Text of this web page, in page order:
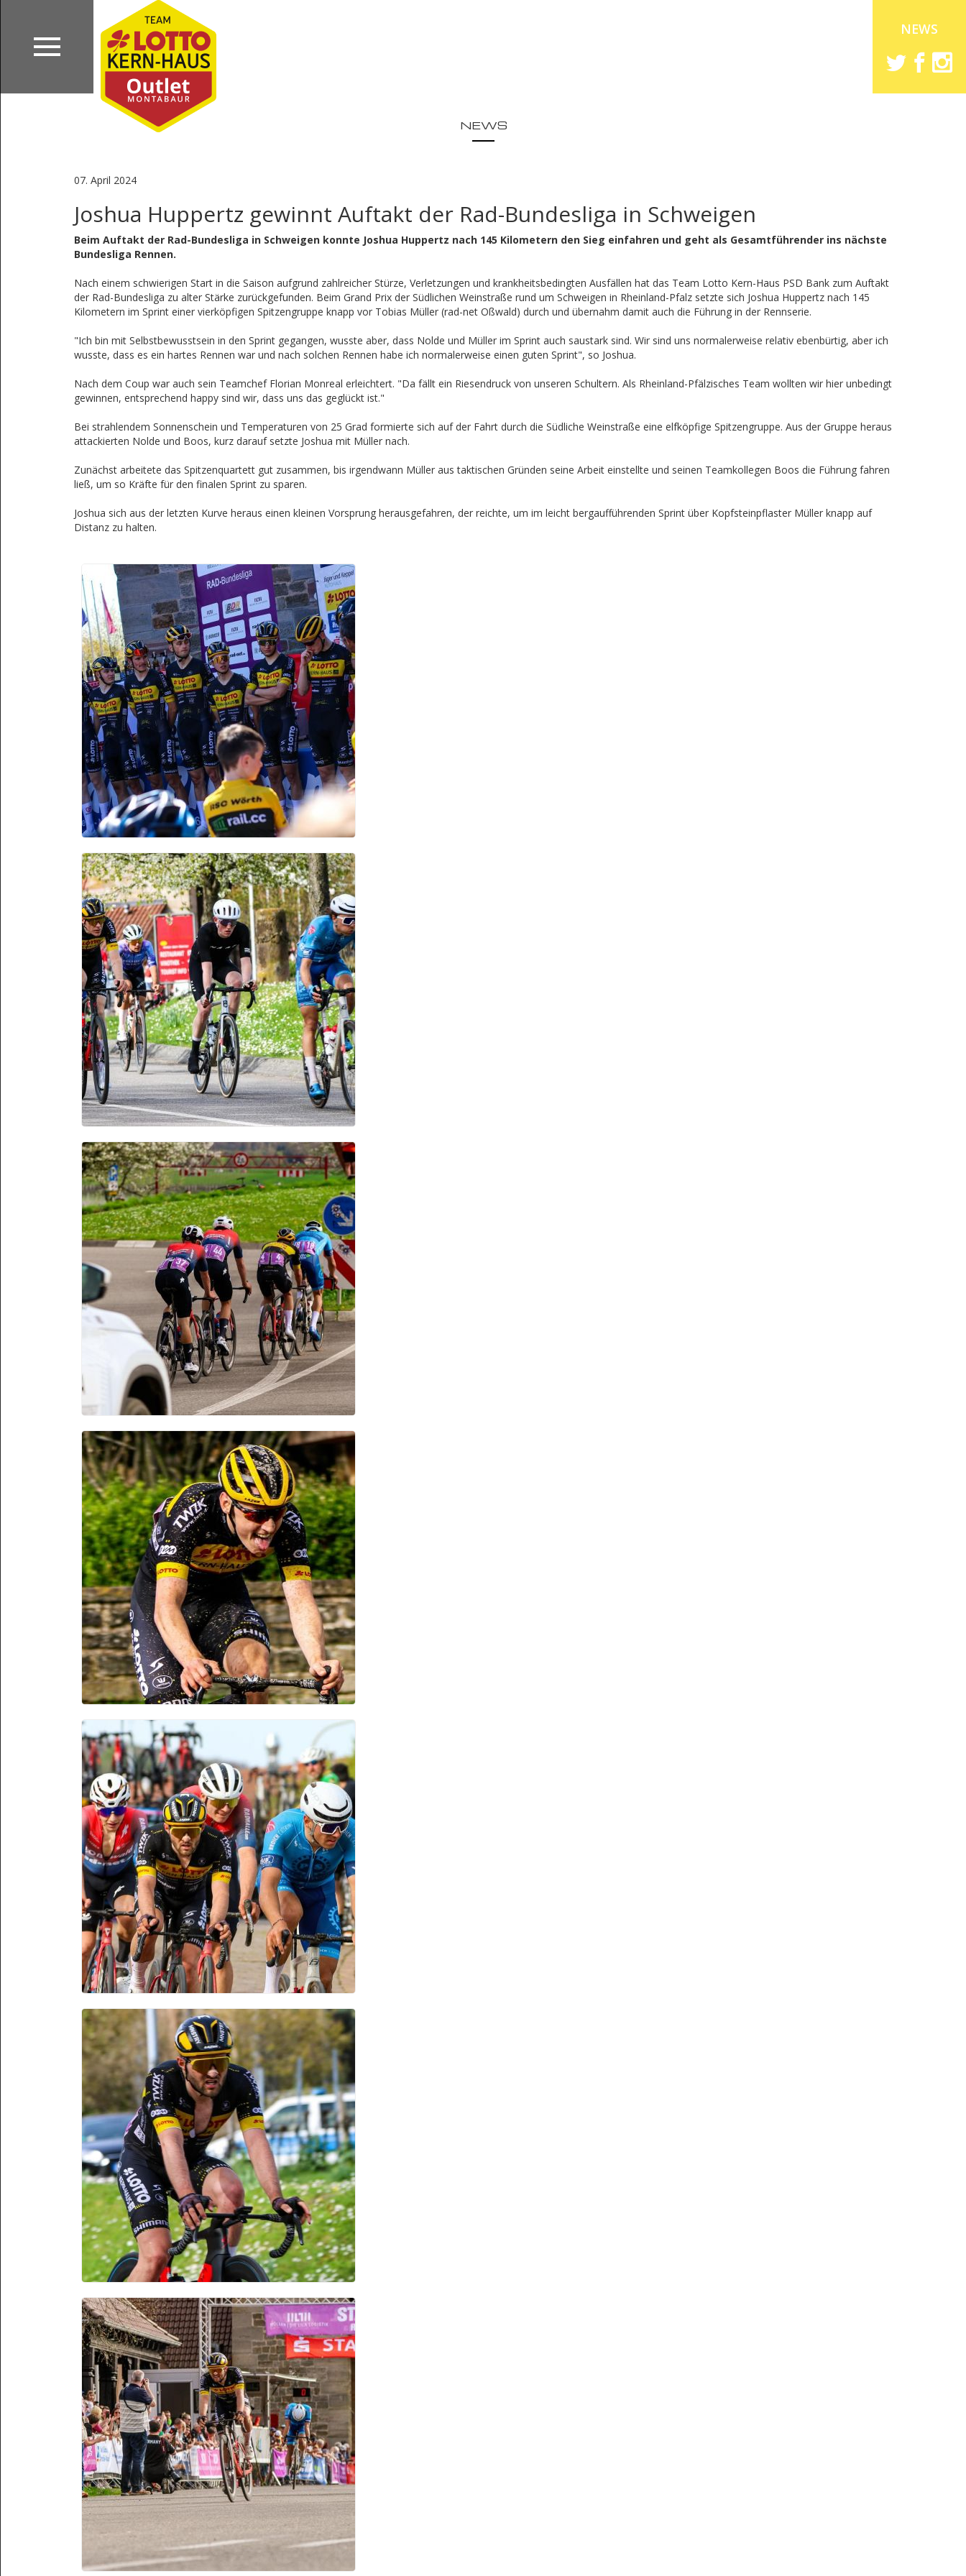
NEWS
NEWS
07. April 2024
Joshua Huppertz gewinnt Auftakt der Rad-Bundesliga in Schweigen
Beim Auftakt der Rad-Bundesliga in Schweigen konnte Joshua Huppertz nach 145 Kilometern den Sieg einfahren und geht als Gesamtführender ins nächste
Bundesliga Rennen.
Nach einem schwierigen Start in die Saison aufgrund zahlreicher Stürze, Verletzungen und krankheitsbedingten Ausfällen hat das Team Lotto Kern-Haus PSD Bank zum Auftakt
der Rad-Bundesliga zu alter Stärke zurückgefunden. Beim Grand Prix der Südlichen Weinstraße rund um Schweigen in Rheinland-Pfalz setzte sich Joshua Huppertz nach 145
Kilometern im Sprint einer vierköpfigen Spitzengruppe knapp vor Tobias Müller (rad-net Oßwald) durch und übernahm damit auch die Führung in der Rennserie.
"Ich bin mit Selbstbewusstsein in den Sprint gegangen, wusste aber, dass Nolde und Müller im Sprint auch saustark sind. Wir sind uns normalerweise relativ ebenbürtig, aber ich
wusste, dass es ein hartes Rennen war und nach solchen Rennen habe ich normalerweise einen guten Sprint", so Joshua.
Nach dem Coup war auch sein Teamchef Florian Monreal erleichtert. "Da fällt ein Riesendruck von unseren Schultern. Als Rheinland-Pfälzisches Team wollten wir hier unbedingt
gewinnen, entsprechend happy sind wir, dass uns das geglückt ist."
Bei strahlendem Sonnenschein und Temperaturen von 25 Grad formierte sich auf der Fahrt durch die Südliche Weinstraße eine elfköpfige Spitzengruppe. Aus der Gruppe heraus
attackierten Nolde und Boos, kurz darauf setzte Joshua mit Müller nach.
Zunächst arbeitete das Spitzenquartett gut zusammen, bis irgendwann Müller aus taktischen Gründen seine Arbeit einstellte und seinen Teamkollegen Boos die Führung fahren
ließ, um so Kräfte für den finalen Sprint zu sparen.
Joshua sich aus der letzten Kurve heraus einen kleinen Vorsprung herausgefahren, der reichte, um im leicht bergaufführenden Sprint über Kopfsteinpflaster Müller knapp auf
Distanz zu halten.